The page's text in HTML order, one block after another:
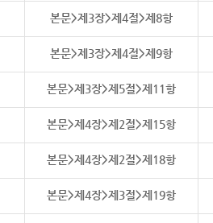
본문>제3장>제4절>제8항
본문>제3장>제4절>제9항
본문>제3장>제5절>제11항
본문>제4장>제2절>제15항
본문>제4장>제2절>제18항
본문>제4장>제3절>제19항